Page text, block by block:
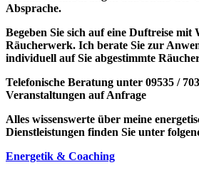
Absprache.
Begeben Sie sich auf eine Duftreise mit
Räucherwerk. Ich berate Sie zur
individuell auf Sie abgestimmte
Telefonische Beratung unter 09535 /
Veranstaltungen auf Anfrage
Alles wissenswerte über meine
Dienstleistungen finden Sie unter
Energetik & Coaching